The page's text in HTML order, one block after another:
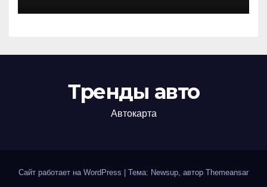
Тренды авто
Автокарта
Сайт работает на WordPress Тема: Newsup, автор Themeansar